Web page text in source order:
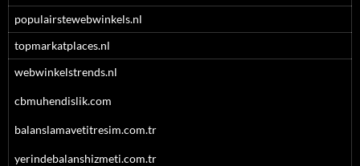
populairstewebwinkels.nl
topmarkatplaces.nl
webwinkelstrends.nl
cbmuhendislik.com
balanslamavetitresim.com.tr
yerindebalanshizmeti.com.tr